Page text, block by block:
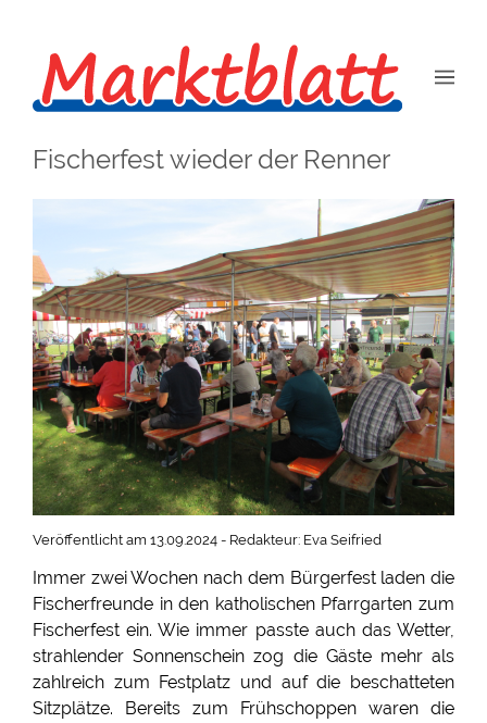
Fischerfest wieder der Renner
Veröffentlicht am 13.09.2024 - Redakteur: Eva Seifried
Immer zwei Wochen nach dem Bürgerfest laden die
Fischerfreunde in den katholischen Pfarrgarten zum
Fischerfest ein. Wie immer passte auch das Wetter,
strahlender Sonnenschein zog die Gäste mehr als
zahlreich zum Festplatz und auf die beschatteten
Sitzplätze. Bereits zum Frühschoppen waren die